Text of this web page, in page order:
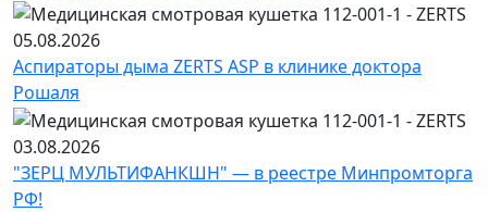
05.08.2026
Аспираторы дыма ZERTS ASP в клинике доктора
Рошаля
03.08.2026
"ЗЕРЦ МУЛЬТИФАНКШН" — в реестре Минпромторга
РФ!